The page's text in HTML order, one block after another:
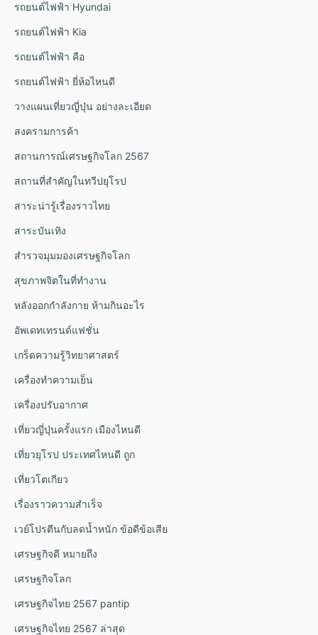
รถยนต์ไฟฟ้า Hyundai
รถยนต์ไฟฟ้า Kia
รถยนต์ไฟฟ้า คือ
รถยนต์ไฟฟ้า ยี่ห้อไหนดี
วางแผนเที่ยวญี่ปุ่น อย่างละเอียด
สงครามการค้า
สถานการณ์เศรษฐกิจโลก 2567
สถานที่สำคัญในทวีปยุโรป
สาระน่ารู้เรื่องราวไทย
สาระบันเทิง
สำรวจมุมมองเศรษฐกิจโลก
สุขภาพจิตในที่ทำงาน
หลังออกกําลังกาย ห้ามกินอะไร
อัพเดทเทรนด์แฟชั่น
เกร็ดความรู้วิทยาศาสตร์
เครื่องทำความเย็น
เครื่องปรับอากาศ
เที่ยวญี่ปุ่นครั้งแรก เมืองไหนดี
เที่ยวยุโรป ประเทศไหนดี ถูก
เที่ยวโตเกียว
เรื่องราวความสำเร็จ
เวย์โปรตีนกับลดน้ำหนัก ข้อดีข้อเสีย
เศรษฐกิจดี หมายถึง
เศรษฐกิจโลก
เศรษฐกิจไทย 2567 pantip
เศรษฐกิจไทย 2567 ล่าสุด